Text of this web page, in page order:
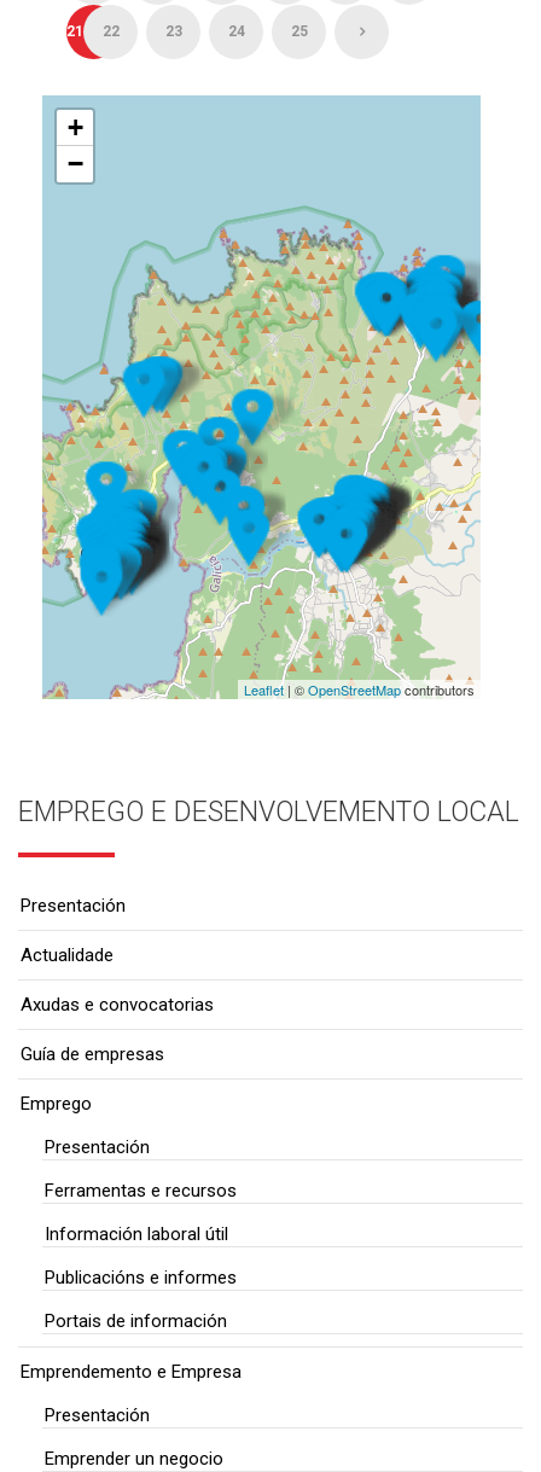
21 22 23 24 25
+
−
Leaflet| ©OpenStreetMapcontributors
EMPREGO E DESENVOLVEMENTO LOCAL
Presentación
Actualidade
Axudas e convocatorias
Guía de empresas
Emprego
Presentación
Ferramentas e recursos
Información laboral útil
Publicacións e informes
Portais de información
Emprendemento e Empresa
Presentación
Emprender un negocio